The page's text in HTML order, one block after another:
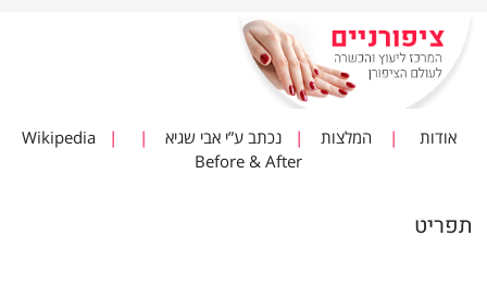
אודות | המלצות | נכתב ע”י אבי שגיא |
Wikipedia
|
Before & After
תפריט